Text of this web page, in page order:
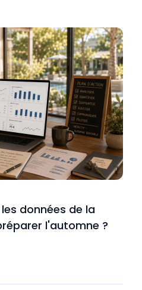
données de la
l'automne ?